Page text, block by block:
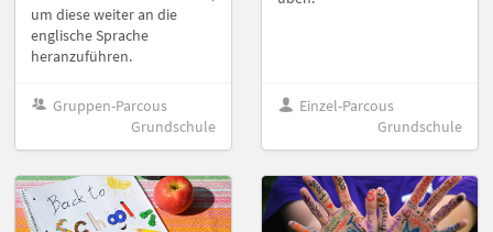
um diese weiter an die
englische Sprache
heranzuführen.
Gruppen-Parcous
Grundschule
Einzel-Parcous
Grundschule